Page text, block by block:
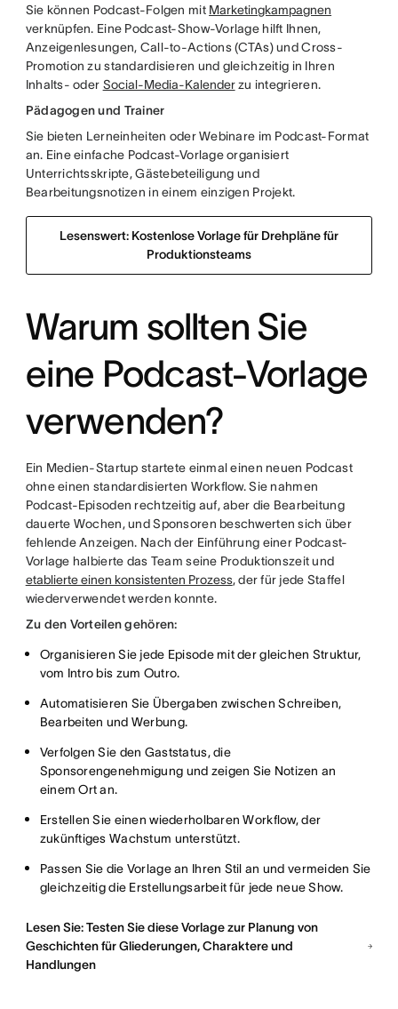
Sie können Podcast-Folgen mit Marketingkampagnen
verknüpfen. Eine Podcast-Show-Vorlage hilft Ihnen,
Anzeigenlesungen, Call-to-Actions (CTAs) und Cross-
Promotion zu standardisieren und gleichzeitig in Ihren
Inhalts- oder Social-Media-Kalenderzu integrieren.
Pädagogen und Trainer
Sie bieten Lerneinheiten oder Webinare im Podcast-Format
an. Eine einfache Podcast-Vorlage organisiert
Unterrichtsskripte, Gästebeteiligung und
Bearbeitungsnotizen in einem einzigen Projekt.
Lesenswert: Kostenlose Vorlage für Drehpläne für
Produktionsteams
Warum sollten Sie
eine Podcast-Vorlage
verwenden?
Ein Medien-Startup startete einmal einen neuen Podcast
ohne einen standardisierten Workflow. Sie nahmen
Podcast-Episoden rechtzeitig auf, aber die Bearbeitung
dauerte Wochen, und Sponsoren beschwerten sich über
fehlende Anzeigen. Nach der Einführung einer Podcast-
Vorlage halbierte das Team seine Produktionszeit und
etablierte einen konsistenten Prozess, der für jede Staffel
wiederverwendet werden konnte.
Zu den Vorteilen gehören:
Organisieren Sie jede Episode mit der gleichen Struktur,
vom Intro bis zum Outro.
Automatisieren Sie Übergaben zwischen Schreiben,
Bearbeiten und Werbung.
Verfolgen Sie den Gaststatus, die
Sponsorengenehmigung und zeigen Sie Notizen an
einem Ort an.
Erstellen Sie einen wiederholbaren Workflow, der
zukünftiges Wachstum unterstützt.
Passen Sie die Vorlage an Ihren Stil an und vermeiden Sie
gleichzeitig die Erstellungsarbeit für jede neue Show.
Lesen Sie: Testen Sie diese Vorlage zur Planung von
Geschichten für Gliederungen, Charaktere und
Handlungen